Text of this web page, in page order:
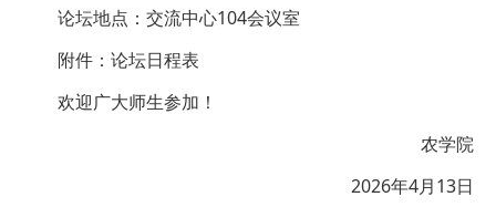
论坛地点：交流中心104会议室
附件：论坛日程表
欢迎广大师生参加！
农学院
2026年4月13日